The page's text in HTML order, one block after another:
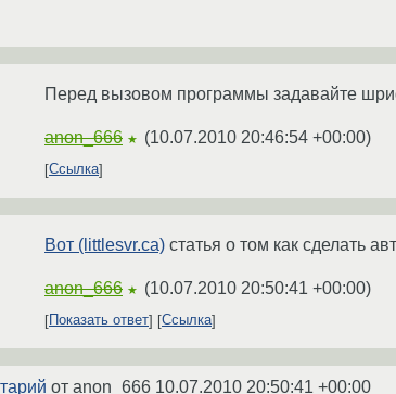
Перед вызовом программы задавайте
anon_666 ★ (10.07.2010 20:46:54 +00:00)
Ссылка
Вот (littlesvr.ca) статья о том как сделать
anon_666 ★ (10.07.2010 20:50:41 +00:00)
Показать ответ Ссылка
от anon_666 10.07.2010 20:50:41 +00:00